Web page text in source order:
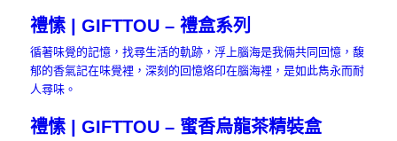
禮愫 | GIFTTOU – 禮盒系列
循著味覺的記憶，找尋生活的軌跡，浮上腦海是我倆共同回憶，馥
郁的香氣記在味覺裡，深刻的回憶烙印在腦海裡，是如此雋永而耐
人尋味。
禮愫 | GIFTTOU – 蜜香烏龍茶精裝盒